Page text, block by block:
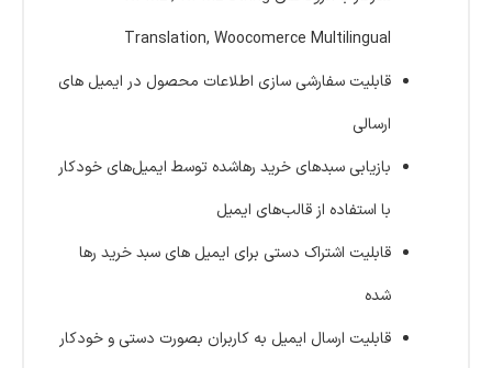
Translation, Woocomerce Multilingual
قابلیت سفارشی سازی اطلاعات محصول در ایمیل های
ارسالی
بازیابی سبدهای خرید رهاشده توسط ایمیل‌های خودکار
با استفاده از قالب‌های ایمیل
قابلیت اشتراک دستی برای ایمیل های سبد خرید رها
شده
قابلیت ارسال ایمیل به کاربران بصورت دستی و خودکار